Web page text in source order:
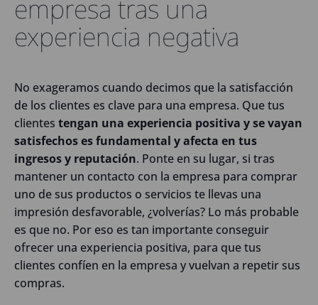
empresa tras una
experiencia negativa
No exageramos cuando decimos que la satisfacción
de los clientes es clave para una empresa. Que tus
clientes tengan una experiencia positiva y se vayan
satisfechos es fundamental y afecta en tus
ingresos y reputación. Ponte en su lugar, si tras
mantener un contacto con la empresa para comprar
uno de sus productos o servicios te llevas una
impresión desfavorable, ¿volverías? Lo más probable
es que no. Por eso es tan importante conseguir
ofrecer una experiencia positiva, para que tus
clientes confíen en la empresa y vuelvan a repetir sus
compras.